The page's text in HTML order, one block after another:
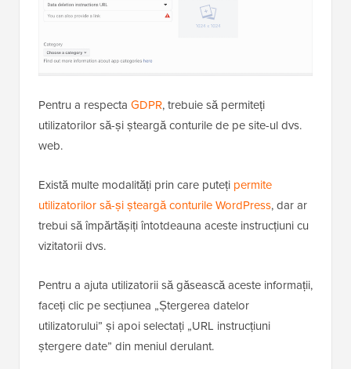
Pentru a respecta GDPR, trebuie să permiteți
utilizatorilor să-și șteargă conturile de pe site-ul dvs.
web.
Există multe modalități prin care puteți permite
utilizatorilor să-și șteargă conturile WordPress, dar ar
trebui să împărtășiți întotdeauna aceste instrucțiuni cu
vizitatorii dvs.
Pentru a ajuta utilizatorii să găsească aceste informații,
faceți clic pe secțiunea „Ștergerea datelor
utilizatorului” și apoi selectați „URL instrucțiuni
ștergere date” din meniul derulant.